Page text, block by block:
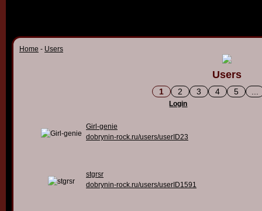
Home - Users
Users
1 2 3 4 5
Login
Girl-genie
dobrynin-rock.ru/users/userID23
stgrsr
dobrynin-rock.ru/users/userID1591